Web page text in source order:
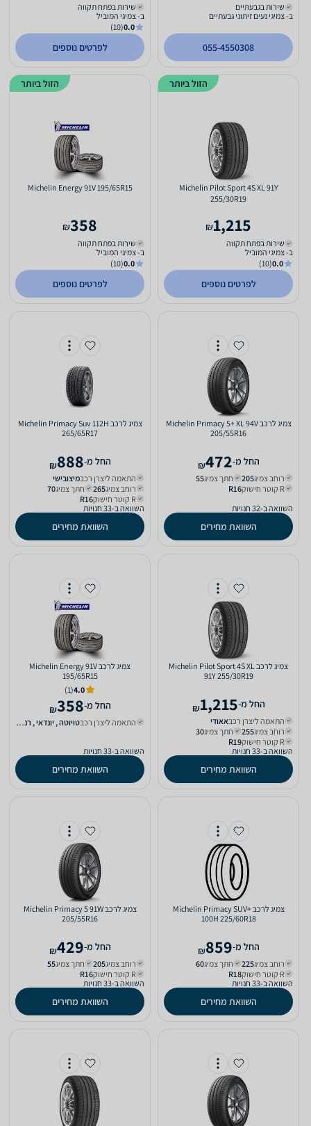
שירות בגבעתיים
ב- צמיגי נעים זיתוני גבעתיים
055-4550308
שירות בפתח תקווה
ב- צמיגי המוביל
0.0
(10)
לפרטים נוספים
Michelin Pilot Sport 4S XL 91Y
255/30R19
1,215
₪
שירות בפתח תקווה
ב- צמיגי המוביל
0.0
(10)
לפרטים נוספים
הזול ביותר
Michelin Energy 91V 195/65R15
358
₪
שירות בפתח תקווה
ב- צמיגי המוביל
0.0
(10)
לפרטים נוספים
הזול ביותר
צמיג לרכב Michelin Primacy 5+‎ XL 94V
205/55R16
‫החל מ-472
₪
רוחב צמיג205‏ חתך צמיג55‏
R קוטר חישוק
R16‏
השוואה ב-32 חנויות
השוואת מחירים
צמיג לרכב Michelin Primacy Suv 112H
265/65R17
‫החל מ-888
₪
התאמה ליצרן רכבמיצובישי‏
רוחב צמיג265‏ חתך צמיג70‏
R קוטר חישוק
R16‏
השוואה ב-33 חנויות
השוואת מחירים
צמיג לרכב Michelin Pilot Sport 4S XL
91Y 255/30R19
‫החל מ-1,215
₪
התאמה ליצרן רכבאאודי‏
רוחב צמיג255‏ חתך צמיג30‏
R קוטר חישוק
R19‏
השוואה ב-33 חנויות
השוואת מחירים
צמיג לרכב Michelin Energy 91V
195/65R15
4.0
(1)
‫החל מ-358
₪
התאמה ליצרן רכב טויוטה‏ , יונדאי‏ , רנו‏ , שברולט‏
השוואה ב-33 חנויות
השוואת מחירים
צמיג לרכב Michelin Primacy SUV+‎
100H 225/60R18
‫החל מ-859
₪
רוחב צמיג225‏ חתך צמיג60‏
R קוטר חישוק
R18‏
השוואה ב-33 חנויות
השוואת מחירים
צמיג לרכב Michelin Primacy 5 91W
205/55R16
‫החל מ-429
₪
רוחב צמיג205‏ חתך צמיג55‏
R קוטר חישוק
R16‏
השוואה ב-33 חנויות
השוואת מחירים